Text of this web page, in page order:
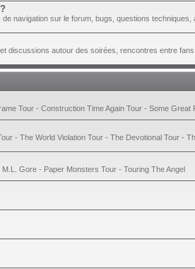
navigation sur le forum, bugs, questions techniques,
discussions autour des soirées, rencontres entre
Tour - Construction Time Again Tour - Some Great
- The World Violation Tour - The Devotional Tour -
Gore - Paper Monsters Tour - Touring The Angel